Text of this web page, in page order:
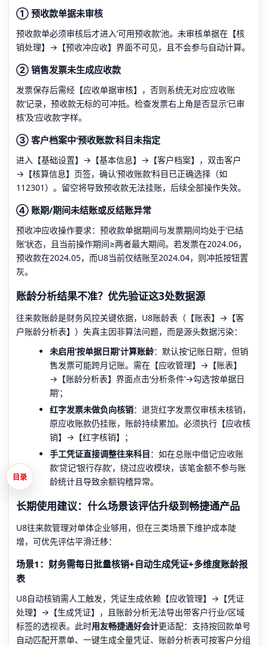
① 预收款单据未审核
预收款单必须审核后才进入‘可用预收款’池。未审核单据在【核
销处理】→【预收冲应收】界面不可见，且不会参与自动计算。
② 销售发票未生成应收款
发票保存后需经【应收单据审核】，否则系统无对应‘应收账
款’记录，预收款无标的可冲抵。检查发票右上角是否显示‘已审
核’及‘应收款’字样。
③ 客户档案中‘预收账款’科目未指定
进入【基础设置】→【基本信息】→【客户档案】，双击客户
→【核算信息】页签，确认‘预收账款’科目已正确选择（如
112301）。留空将导致预收款无法挂账，后续全部操作失效。
④ 账期/期间未结账或反结账异常
预收冲应收操作要求：预收款单据期间与发票期间均处于‘已结
账’状态，且当前操作期间≥两者最大期间。若发票在2024.06，
预收款在2024.05，而U8当前仅结账至2024.04，则冲抵按钮置
灰。
账龄分析结果不准？优先验证这3处数据源
往来款账龄是财务风控关键依据，U8账龄表（【账表】→【客
户账龄分析表】）失真主因非算法问题，而是源头数据污染：
未启用‘按单据日期’计算账龄：默认按‘记账日期’，但销
售发票可能跨月记账。需在【应收管理】→【账表】
→【账龄分析表】界面点击‘分析条件’→勾选‘按单据日
期’；
红字发票未做负向核销：退货红字发票仅审核未核销，
原应收账款仍挂账，账龄持续累加。必须执行【应收核
销】→【红字核销】；
手工凭证直接调整往来科目：如在总账中借记‘应收账
款’贷记‘银行存款’，绕过应收模块，该笔金额不参与账
龄统计且导致余额钩稽异常。
长期使用建议：什么场景该评估升级到畅捷通产品
U8往来款管理对单体企业够用，但在三类场景下维护成本陡
增，可优先评估平滑迁移：
场景1：财务需每日批量核销+自动生成凭证+多维度账龄报
表
U8自动核销需人工触发，凭证生成依赖【应收管理】→【凭证
处理】→【生成凭证】，且账龄分析无法导出带客户行业/区域
标签的透视表。此时用友畅捷通好会计更适配：支持按回款单号
自动匹配开票单、一键生成全量凭证、账龄分析表可按客户分组
目录